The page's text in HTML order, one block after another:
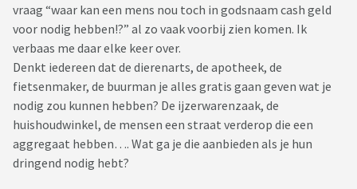
vraag “waar kan een mens nou toch in godsnaam cash geld
voor nodig hebben!?” al zo vaak voorbij zien komen. Ik
verbaas me daar elke keer over.
Denkt iedereen dat de dierenarts, de apotheek, de
fietsenmaker, de buurman je alles gratis gaan geven wat je
nodig zou kunnen hebben? De ijzerwarenzaak, de
huishoudwinkel, de mensen een straat verderop die een
aggregaat hebben…. Wat ga je die aanbieden als je hun
dringend nodig hebt?